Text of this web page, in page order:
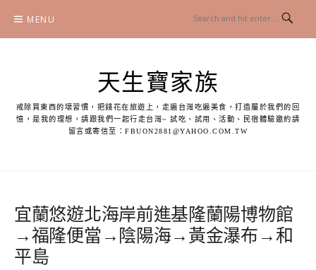
content
MENU
天生寶家族
戒除買東西的壞習慣，把錢花在旅遊上，走遍台灣吃遍美食，打造屬於我們的回
憶，是我的理想，請跟我們一起行走台灣~ 試吃、試用、活動、民宿體驗邀約請
留言或寄信至：FBUON2881@YAHOO.COM.TW
宜蘭悠遊北海岸前進基隆蘭陽博物館
→福隆便當→陰陽海→黃金瀑布→和
平島